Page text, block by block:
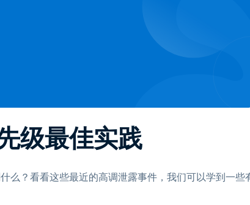
级最佳实践
么？看看这些最近的高调泄露事件，我们可以学到一些